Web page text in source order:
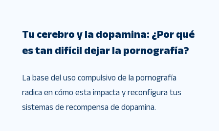
Tu cerebro y la dopamina: ¿Por qué
es tan difícil dejar la pornografía?
La base del uso compulsivo de la pornografía
radica en cómo esta impacta y reconfigura tus
sistemas de recompensa de dopamina.